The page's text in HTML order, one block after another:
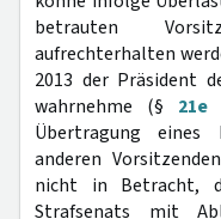
betrauten
aufrechterhalten
2013 der Präsident
wahrnehme (§ 21e
Übertragung eines
anderen
nicht in Betracht,
Strafsenats mit